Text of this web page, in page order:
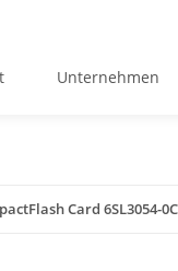
Unternehmen
Card 6SL3054-